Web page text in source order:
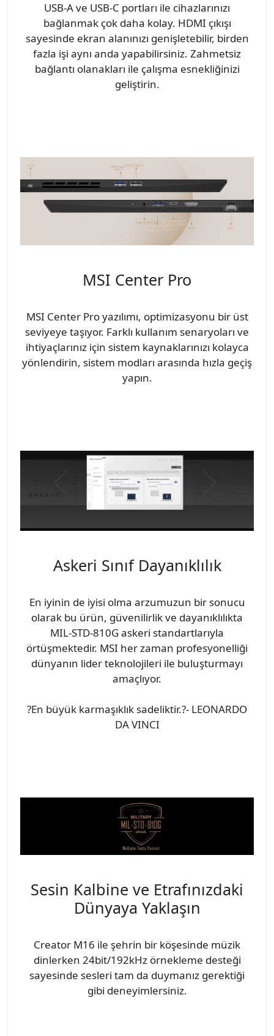
USB-A ve USB-C portları ile cihazlarınızı
bağlanmak çok daha kolay. HDMI çıkışı
sayesinde ekran alanınızı genişletebilir, birden
fazla işi aynı anda yapabilirsiniz. Zahmetsiz
bağlantı olanakları ile çalışma esnekliğinizi
geliştirin.
MSI Center Pro
MSI Center Pro yazılımı, optimizasyonu bir üst
seviyeye taşıyor. Farklı kullanım senaryoları ve
ihtiyaçlarınız için sistem kaynaklarınızı kolayca
yönlendirin, sistem modları arasında hızla geçiş
yapın.
Askeri Sınıf Dayanıklılık
En iyinin de iyisi olma arzumuzun bir sonucu
olarak bu ürün, güvenilirlik ve dayanıklılıkta
MIL-STD-810G askeri standartlarıyla
örtüşmektedir. MSI her zaman profesyonelliği
dünyanın lider teknolojileri ile buluşturmayı
amaçlıyor.
?En büyük karmaşıklık sadeliktir.?- LEONARDO
DA VINCI
Sesin Kalbine ve Etrafınızdaki
Dünyaya Yaklaşın
Creator M16 ile şehrin bir köşesinde müzik
dinlerken 24bit/192kHz örnekleme desteği
sayesinde sesleri tam da duymanız gerektiği
gibi deneyimlersiniz.